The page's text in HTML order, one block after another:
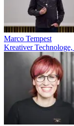
Marco Tempest
Kreativer